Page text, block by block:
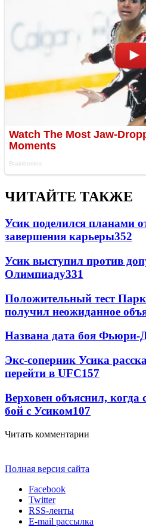
ЧИТАЙТЕ ТАКЖЕ
Усик поделился планами
завершения карьеры352
Усик выступил против
Олимпиаду331
Положительный тест
получил неожиданное
Названа дата боя Фьюри-
Экс-соперник Усика
перейти в UFC157
Верховен объяснил, когда
бой с Усиком107
Читать комментарии
Полная версия сайта
Facebook
Twitter
RSS-ленты
E-mail рассылка